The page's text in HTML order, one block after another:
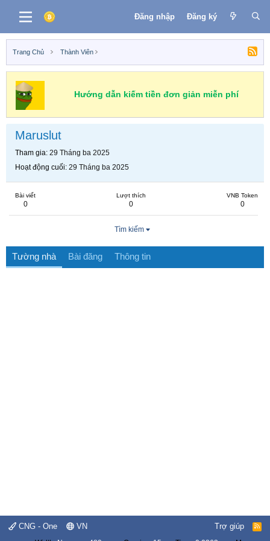
Đăng nhập Đăng ký
Trang Chủ Thành Viên
Hướng dẫn kiếm tiền đơn giản miễn phí
Maruslut
Tham gia 29 Tháng ba 2025
Hoạt động cuối 29 Tháng ba 2025
Bài viết
0
Lượt thích
0
VNB Token
0
Tìm kiếm
Tường nhà Bài đăng Thông tin
CNG - One VN Trợ giúp
R